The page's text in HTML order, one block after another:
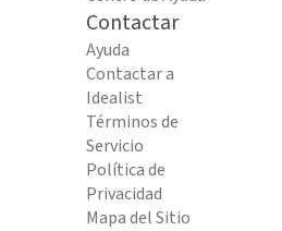
Contactar
Ayuda
Contactar a
Idealist
Términos de
Servicio
Política de
Privacidad
Mapa del Sitio